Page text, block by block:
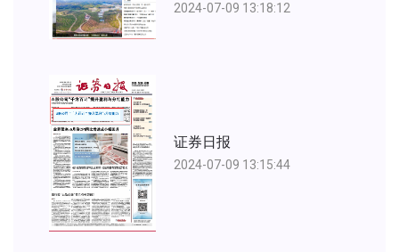
2024-07-09 13:18:12
证券日报
2024-07-09 13:15:44